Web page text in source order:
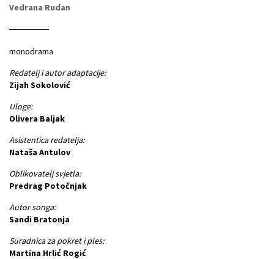
Vedrana Rudan
monodrama
Redatelj i autor adaptacije:
Zijah Sokolović
Uloge:
Olivera Baljak
Asistentica redatelja:
Nataša Antulov
Oblikovatelj svjetla:
Predrag Potočnjak
Autor songa:
Sandi Bratonja
Suradnica za pokret i ples:
Martina Hrlić Rogić